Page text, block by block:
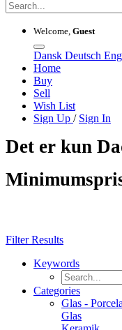
Welcome, Guest
Dansk Deutsch
Home
Buy
Sell
Wish List
Sign Up / Sign In
Det er kun
Filter Results
Keywords
Categories
Glas -
Glas